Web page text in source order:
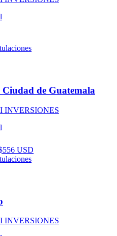
de Guatemala
INVERSIONES
USD
INVERSIONES